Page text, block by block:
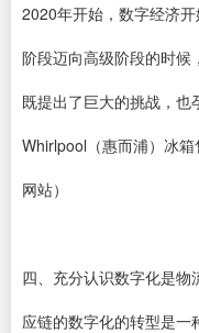
2020年开始，数字经济
阶段迈向高级阶段的时候
既提出了巨大的挑战，也
Whirlpool（惠而浦）冰
网站）
四、充分认识数字化是
应链的数字化的转型是一